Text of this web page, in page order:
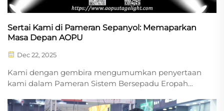
Sertai Kami di Pameran Sepanyol: Memaparkan
Masa Depan AOPU
Dec 22, 2025
Kami dengan gembira mengumumkan penyertaan
kami dalam Pameran Sistem Bersepadu Eropah
Barcelona! Pameran menarik ini, yang berlangsung